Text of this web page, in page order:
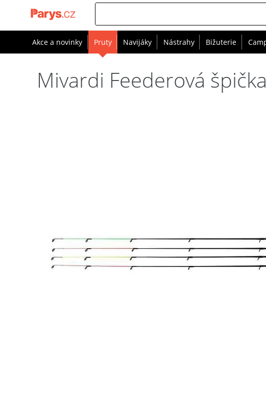
Akce a novinky Pruty Navijáky Nástrahy Bižuterie
Mivardi Feederová